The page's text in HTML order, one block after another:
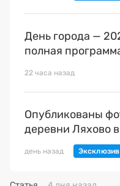
День города —
полная
22 часа назад
Опубликованы
деревни Ляхово
день назад